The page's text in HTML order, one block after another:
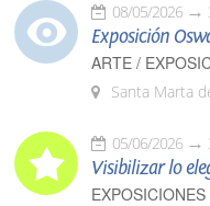
08/05/2026
Exposición
ARTE /
Santa Marta
05/06/2026
Visibilizar lo
EXPOSICIONES